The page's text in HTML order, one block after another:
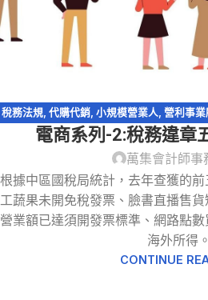
稅務法規, 代購代銷, 小規模營業人 營利事業
章,網紅報稅 ,網路交易課稅,網路
電商系列-2:稅務違章
萬集會計師事
根據中區國稅局統計，去年查獲的
工蔬果未開免稅發票、臉書直播售
營業額已達須開發票標準、網路點
海外所得。
CONTINUE